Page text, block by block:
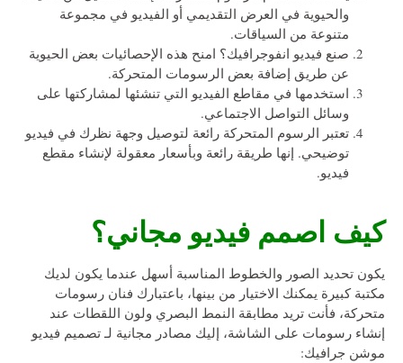
والحيوية في العرض التقديمي أو الفيديو في مجموعة
متنوعة من السياقات.
صنع فيديو انفوجرافيك؟ امنح هذه الإحصائيات بعض الحيوية
عن طريق إضافة بعض الرسومات المتحركة.
استخدمها في مقاطع الفيديو التي تنشئها لمشاركتها على
وسائل التواصل الاجتماعي.
تعتبر الرسوم المتحركة رائعة لتوصيل وجهة نظرك في فيديو
توضيحي. إنها طريقة رائعة وبأسعار معقولة لإنشاء مقطع
فيديو.
كيف اصمم فيديو مجاني؟
يكون تحديد الصور والخطوط المناسبة أسهل عندما يكون لديك
مكتبة كبيرة يمكنك الاختيار من بينها، باعتبارك فنان رسومات
متحركة، فأنت تريد مطابقة النمط البصري ولون اللقطات عند
إنشاء رسومات على الشاشة، إليك مصادر مجانية لـ تصميم فيديو
موشن جرافيك: